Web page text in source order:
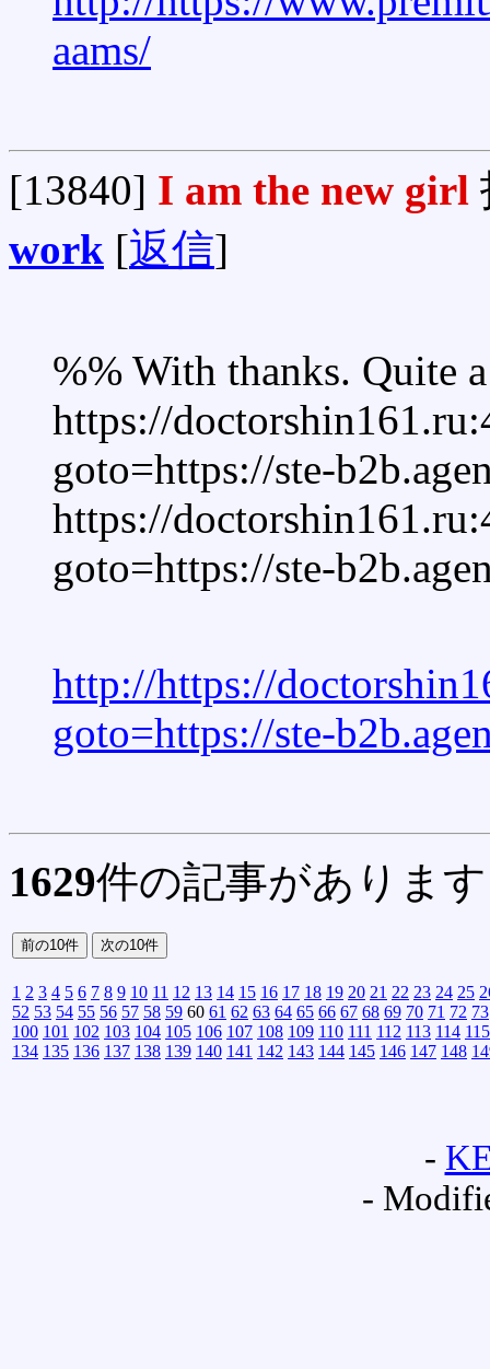
aams/
[13840] I am the new girl
work [返信]
%% With thanks. Quite
https://
goto=https://ste-
https://
goto=https://ste-
http://https://
goto=https://ste-
1629件の記事がありま
1 2 3 4 5 6 7 8 9 10 11 12 13 14 15 16 17 18 19 20 21 22 23 24 25
52 53 54 55 56 57 58 59 60 61 62 63 64 65 66 67 68 69 70 71 72 73
100 101 102 103 104 105 106 107 108 109 110 111 112 113 114 115
134 135 136 137 138 139 140 141 142 143 144 145 146 147 148
-
-